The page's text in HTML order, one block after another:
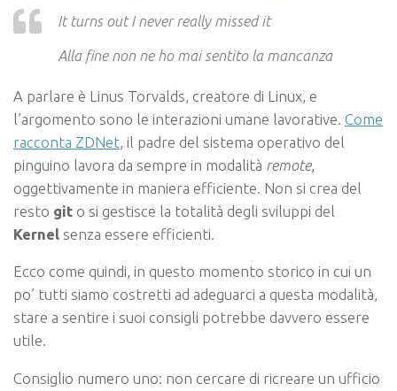
It turns out I never really missed it
Alla fine non ne ho mai sentito la mancanza
A parlare è Linus Torvalds, creatore di Linux, e
l’argomento sono le interazioni umane lavorative. Come
racconta ZDNet , il padre del sistema operativo del
pinguino lavora da sempre in modalità remote,
oggettivamente in maniera efficiente. Non si crea del
resto git o si gestisce la totalità degli sviluppi del
Kernel senza essere efficienti.
Ecco come quindi, in questo momento storico in cui un
po’ tutti siamo costretti ad adeguarci a questa modalità,
stare a sentire i suoi consigli potrebbe davvero essere
utile.
Consiglio numero uno: non cercare di ricreare un ufficio